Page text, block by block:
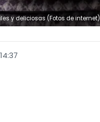
y deliciosas (Fotos de internet)
14:37